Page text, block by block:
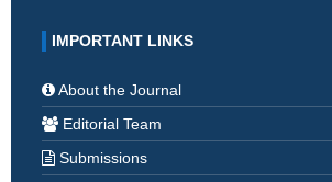
IMPORTANT LINKS
About the Journal
Editorial Team
Submissions